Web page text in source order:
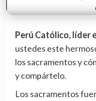
Perú Católico, líder
ustedes este
los sacramentos y
y compártelo.
Los sacramentos